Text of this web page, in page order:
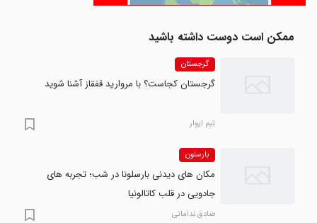
ممکن است دوست داشته باشید
گرجستان
گرجستان کجاست؟ با مروارید قفقاز آشنا شوید
تیم ایوار
بارسلون
مکان های دیدنی بارسلونا در شب؛ تجربه های
جادویی در قلب کاتالونیا
صادق نداماتی